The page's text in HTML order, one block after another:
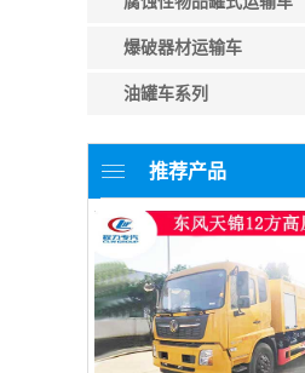
爆破器材运输车
油罐车系列
推荐产品